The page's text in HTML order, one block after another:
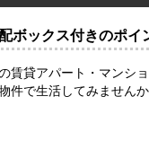
ボックス付きのポイ
賃貸アパート・マンシ
件で生活してみませんか